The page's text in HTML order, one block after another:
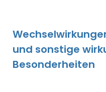
und sonstige
Besonderheiten